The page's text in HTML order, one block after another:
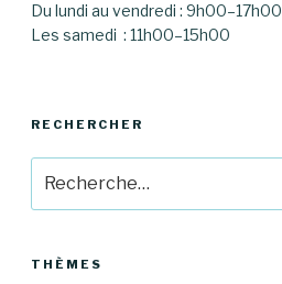
Du lundi au vendredi : 9h00–17h00
Les samedi : 11h00–15h00
RECHERCHER
pour
THÈMES